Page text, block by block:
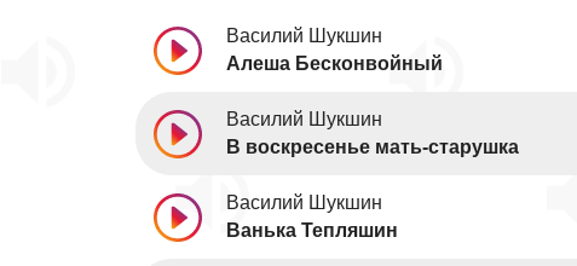
Василий Шукшин
Алеша Бесконвойный
Василий Шукшин
В воскресенье мать-старушка
Василий Шукшин
Ванька Тепляшин